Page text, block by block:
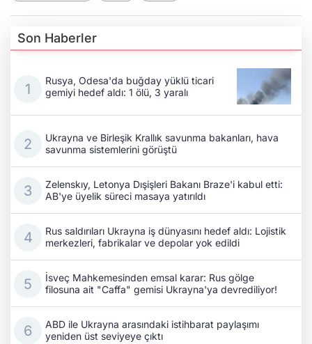
Son Haberler
Rusya, Odesa'da buğday yüklü ticari
gemiyi hedef aldı: 1 ölü, 3 yaralı
Ukrayna ve Birleşik Krallık savunma bakanları, hava
savunma sistemlerini görüştü
Zelenskıy, Letonya Dışişleri Bakanı Braze'i kabul etti:
AB'ye üyelik süreci masaya yatırıldı
Rus saldırıları Ukrayna iş dünyasını hedef aldı: Lojistik
merkezleri, fabrikalar ve depolar yok edildi
İsveç Mahkemesinden emsal karar: Rus gölge
filosuna ait "Caffa" gemisi Ukrayna'ya devrediliyor!
ABD ile Ukrayna arasındaki istihbarat paylaşımı
yeniden üst seviyeye çıktı